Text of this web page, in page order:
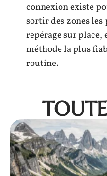
connexion existe
sortir des zones
repérage sur place,
méthode la plus
routine.